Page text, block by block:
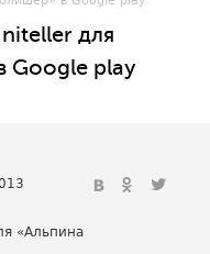
для
Google play